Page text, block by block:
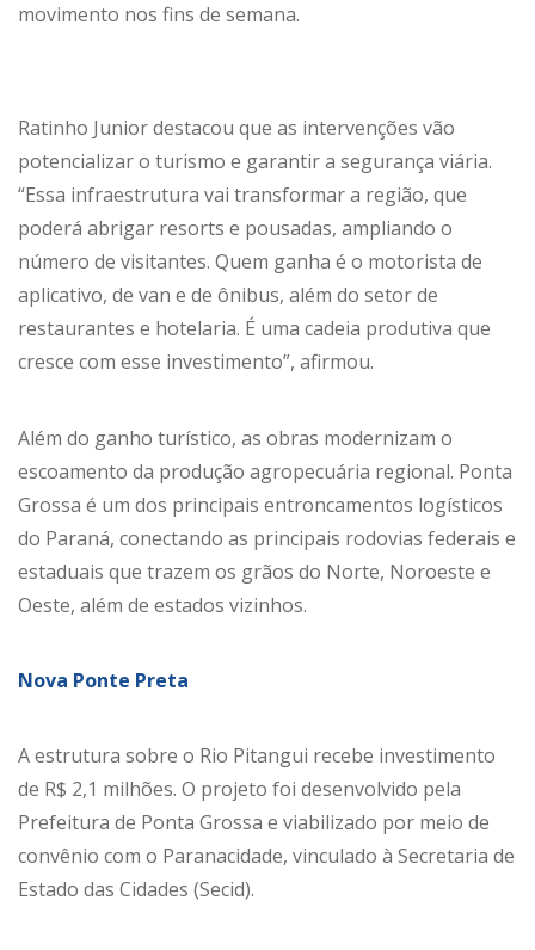
movimento nos fins de semana.
Ratinho Junior destacou que as intervenções vão
potencializar o turismo e garantir a segurança viária.
“Essa infraestrutura vai transformar a região, que
poderá abrigar resorts e pousadas, ampliando o
número de visitantes. Quem ganha é o motorista de
aplicativo, de van e de ônibus, além do setor de
restaurantes e hotelaria. É uma cadeia produtiva que
cresce com esse investimento”, afirmou.
Além do ganho turístico, as obras modernizam o
escoamento da produção agropecuária regional. Ponta
Grossa é um dos principais entroncamentos logísticos
do Paraná, conectando as principais rodovias federais e
estaduais que trazem os grãos do Norte, Noroeste e
Oeste, além de estados vizinhos.
Nova Ponte Preta
A estrutura sobre o Rio Pitangui recebe investimento
de R$ 2,1 milhões. O projeto foi desenvolvido pela
Prefeitura de Ponta Grossa e viabilizado por meio de
convênio com o Paranacidade, vinculado à Secretaria de
Estado das Cidades (Secid).